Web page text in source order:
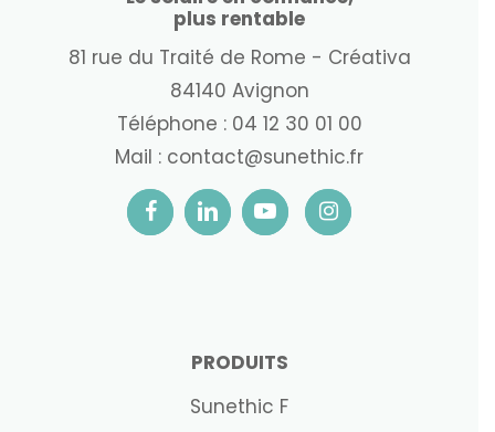
81 rue du Traité de Rome - Créativa
84140 Avignon
Téléphone : 04 12 30 01 00
Mail :contact@sunethic.fr
Sunethic F
Sunethic T